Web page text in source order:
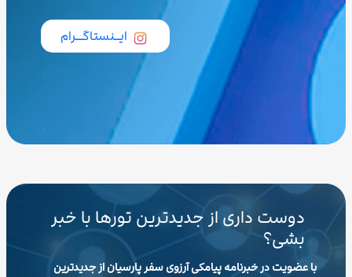
ایــنستاگـــرام
دوست داری از جدیدترین تورها با خبر
بشی؟
با عضویت در خبرنامه پیامکی آرزوی سفر پارسیان از جدیدترین